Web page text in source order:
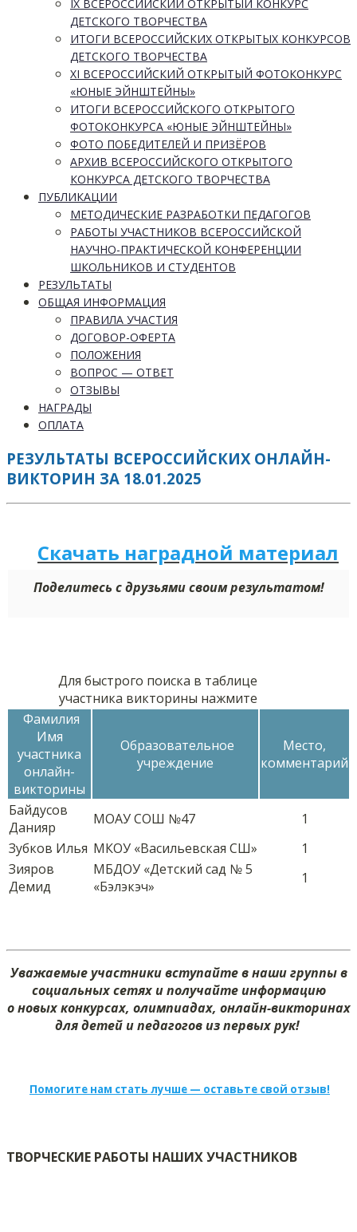
IX ВСЕРОССИЙСКИЙ ОТКРЫТЫЙ КОНКУРС
ДЕТСКОГО ТВОРЧЕСТВА
ИТОГИ ВСЕРОССИЙСКИХ ОТКРЫТЫХ КОНКУРСОВ
ДЕТСКОГО ТВОРЧЕСТВА
XI ВСЕРОССИЙСКИЙ ОТКРЫТЫЙ ФОТОКОНКУРС
«ЮНЫЕ ЭЙНШТЕЙНЫ»
ИТОГИ ВСЕРОССИЙСКОГО ОТКРЫТОГО
ФОТОКОНКУРСА «ЮНЫЕ ЭЙНШТЕЙНЫ»
ФОТО ПОБЕДИТЕЛЕЙ И ПРИЗЁРОВ
АРХИВ ВСЕРОССИЙСКОГО ОТКРЫТОГО
КОНКУРСА ДЕТСКОГО ТВОРЧЕСТВА
ПУБЛИКАЦИИ
МЕТОДИЧЕСКИЕ РАЗРАБОТКИ ПЕДАГОГОВ
РАБОТЫ УЧАСТНИКОВ ВСЕРОССИЙСКОЙ
НАУЧНО-ПРАКТИЧЕСКОЙ КОНФЕРЕНЦИИ
ШКОЛЬНИКОВ И СТУДЕНТОВ
РЕЗУЛЬТАТЫ
ОБЩАЯ ИНФОРМАЦИЯ
ПРАВИЛА УЧАСТИЯ
ДОГОВОР-ОФЕРТА
ПОЛОЖЕНИЯ
ВОПРОС — ОТВЕТ
ОТЗЫВЫ
НАГРАДЫ
ОПЛАТА
РЕЗУЛЬТАТЫ ВСЕРОССИЙСКИХ ОНЛАЙН-
ВИКТОРИН ЗА 18.01.2025
Скачать наградной материал
Поделитесь с друзьями своим результатом!
Для быстрого поиска в таблице
участника викторины нажмите
Фамилия
Имя
участника
онлайн-
викторины
Образовательное
учреждение
Место,
комментарий
Байдусов
Данияр
МОАУ СОШ №47
1
Зубков Илья МКОУ «Васильевская СШ»
1
Зияров
Демид
МБДОУ «Детский сад № 5
«Бэлэкэч»
1
Уважаемые участники вступайте в наши группы в
социальных сетях и получайте информацию
о новых конкурсах, олимпиадах, онлайн-викторинах
для детей и педагогов из первых рук!
Помогите нам стать лучше — оставьте свой отзыв!
ТВОРЧЕСКИЕ РАБОТЫ НАШИХ УЧАСТНИКОВ